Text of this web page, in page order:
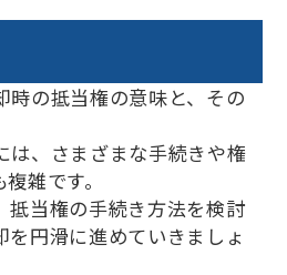
時の抵当権の意味と、その
は、さまざまな手続きや権
雑です。
抵当権の手続き方法を検討
を円滑に進めていきましょ